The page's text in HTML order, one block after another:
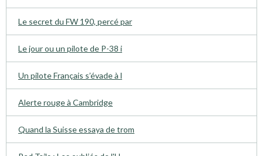
Le secret du FW 190, percé par
Le jour ou un pilote de P-38 i
Un pilote Français s’évade à l
Alerte rouge à Cambridge
Quand la Suisse essaya de trom